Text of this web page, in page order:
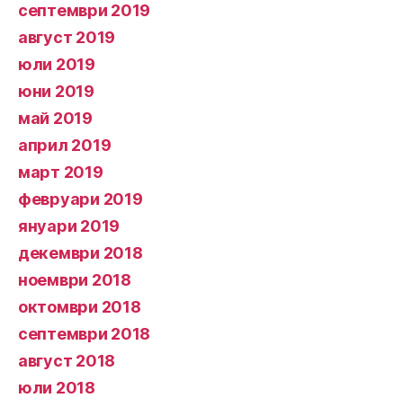
септември 2019
август 2019
юли 2019
юни 2019
май 2019
април 2019
март 2019
февруари 2019
януари 2019
декември 2018
ноември 2018
октомври 2018
септември 2018
август 2018
юли 2018